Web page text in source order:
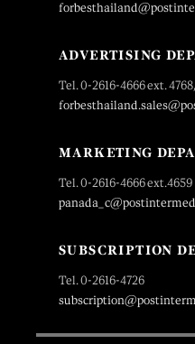
ADVERTISING
Tel. 0-2616-4666 ext.
MARKETING
Tel. 0-2616-4666 ext.4659
SUBSCRIPTION
Tel. 0-2616-4726